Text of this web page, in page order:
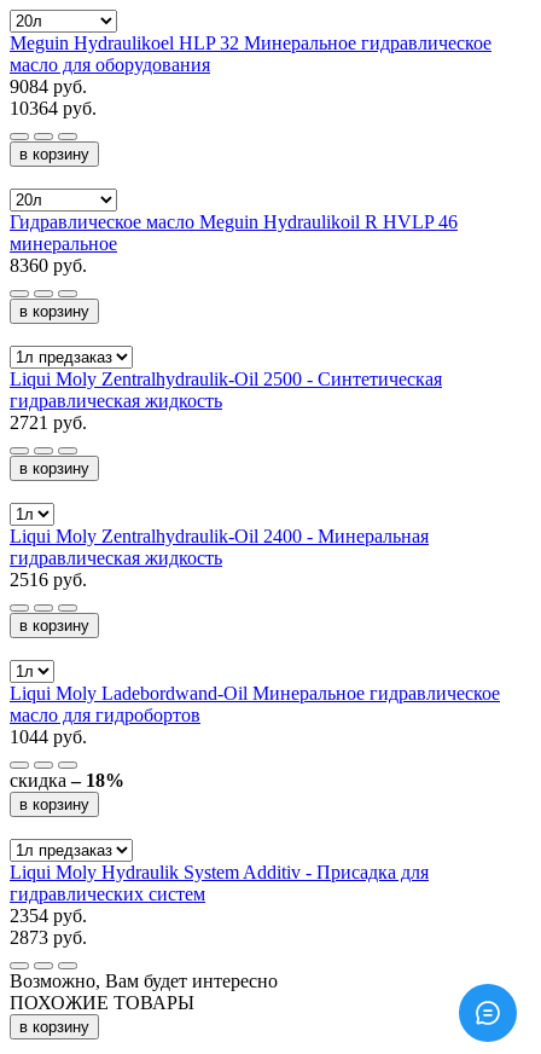
Meguin Hydraulikoel HLP 32 Минеральное гидравлическое
масло для оборудования
9084 руб.
10364 руб.
в корзину
Гидравлическое масло Meguin Hydraulikoil R HVLP 46
минеральное
8360 руб.
в корзину
Liqui Moly Zentralhydraulik-Oil 2500 - Синтетическая
гидравлическая жидкость
2721 руб.
в корзину
Liqui Moly Zentralhydraulik-Oil 2400 - Минеральная
гидравлическая жидкость
2516 руб.
в корзину
Liqui Moly Ladebordwand-Oil Минеральное гидравлическое
масло для гидробортов
1044 руб.
скидка– 18%
в корзину
Liqui Moly Hydraulik System Additiv - Присадка для
гидравлических систем
2354 руб.
2873 руб.
Возможно, Вам будет интересно
ПОХОЖИЕ ТОВАРЫ
в корзину